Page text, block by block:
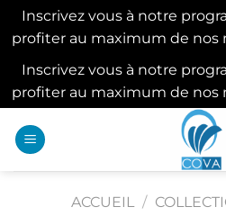
Inscrivez vous à notre
profiter au maximum de nos
Inscrivez vous à notre
profiter au maximum de nos
au
ACCUEIL /